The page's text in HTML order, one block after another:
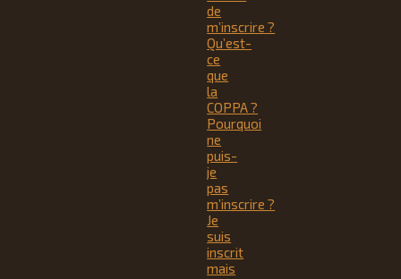
de
m’inscrire ?
Qu’est-
ce
que
la
COPPA ?
Pourquoi
ne
puis-
je
pas
m’inscrire ?
Je
suis
inscrit
mais